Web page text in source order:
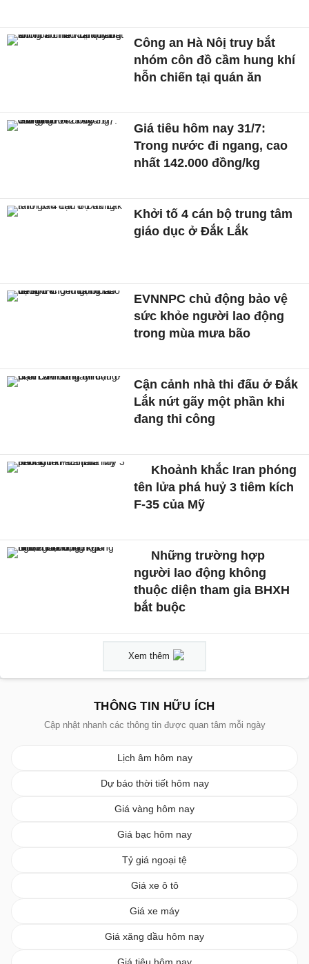
Công an Hà Nôị truy bắt
nhóm côn đồ cầm hung khí
hỗn chiến tại quán ăn
Giá tiêu hôm nay 31/7:
Trong nước đi ngang, cao
nhất 142.000 đồng/kg
Khởi tố 4 cán bộ trung tâm
giáo dục ở Đắk Lắk
EVNNPC chủ động bảo vệ
sức khỏe người lao động
trong mùa mưa bão
Cận cảnh nhà thi đấu ở Đắk
Lắk nứt gãy một phần khi
đang thi công
Khoảnh khắc Iran phóng
tên lửa phá huỷ 3 tiêm kích
F-35 của Mỹ
Những trường hợp
người lao động không
thuộc diện tham gia BHXH
bắt buộc
Xem thêm
THÔNG TIN HỮU ÍCH
Cập nhật nhanh các thông tin được quan tâm mỗi ngày
Lịch âm hôm nay
Dự báo thời tiết hôm nay
Giá vàng hôm nay
Giá bạc hôm nay
Tỷ giá ngoại tệ
Giá xe ô tô
Giá xe máy
Giá xăng dầu hôm nay
Giá tiêu hôm nay